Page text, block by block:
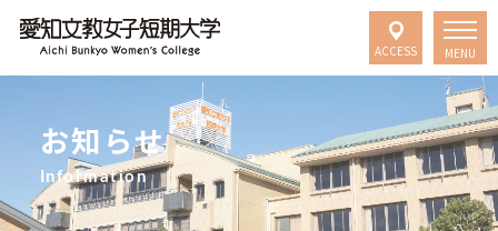
ACCESS
お知らせ
Information
MENU